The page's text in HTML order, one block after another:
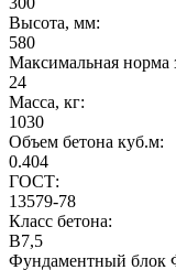
Высота, мм:
580
Максимальная норма
24
Масса, кг:
1030
Объем бетона куб.м:
0.404
ГОСТ:
13579-78
Класс бетона:
B7,5
Фундаментный блок